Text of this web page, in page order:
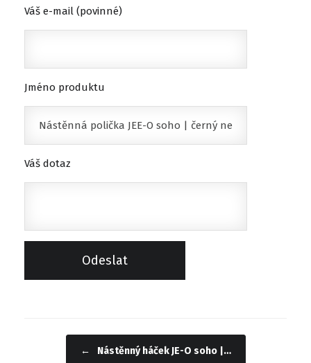
Váš e-mail (povinné)
Jméno produktu
Váš dotaz
Navigace příspěvku
← Nástěnný háček JE-O soho |…